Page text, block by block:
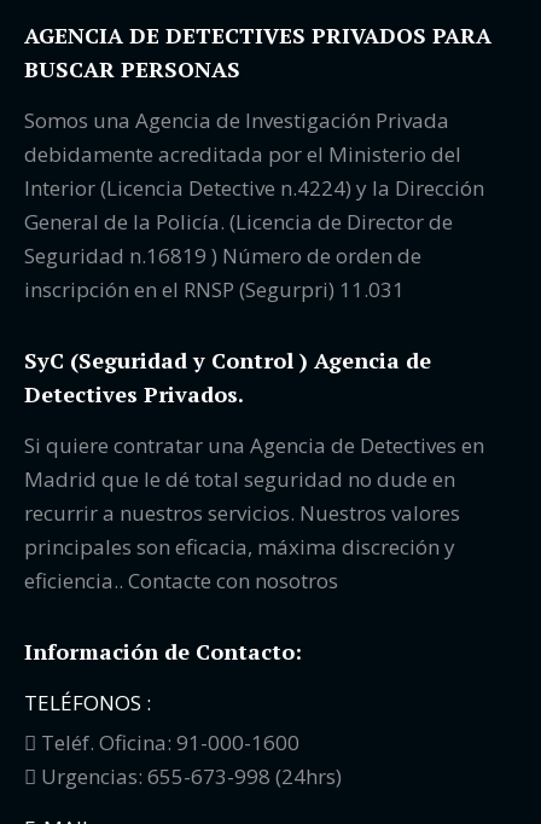
AGENCIA DE DETECTIVES PRIVADOS PARA
BUSCAR PERSONAS
Somos una Agencia de Investigación Privada
debidamente acreditada por el Ministerio del
Interior (Licencia Detective n.4224) y la Dirección
General de la Policía. (Licencia de Director de
Seguridad n.16819 ) Número de orden de
inscripción en el RNSP (Segurpri) 11.031
SyC (Seguridad y Control ) Agencia de
Detectives Privados.
Si quiere contratar una Agencia de Detectives en
Madrid que le dé total seguridad no dude en
recurrir a nuestros servicios. Nuestros valores
principales son eficacia, máxima discreción y
eficiencia.. Contacte con nosotros
Información de Contacto:
TELÉFONOS :
Teléf. Oficina: 91-000-1600
Urgencias: 655-673-998 (24hrs)